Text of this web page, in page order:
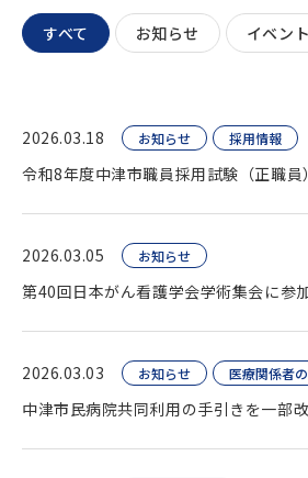
すべて お知らせ イベン
2026.03.18 お知らせ 採用情報
令和8年度中津市職員採用試験（正職員
2026.03.05 お知らせ
第40回日本がん看護学会学術集会に参
2026.03.03 お知らせ 医療関係者
中津市民病院共同利用の手引きを一部改